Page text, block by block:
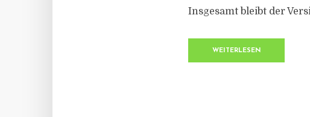
Insgesamt bleibt der
WEITERLESEN